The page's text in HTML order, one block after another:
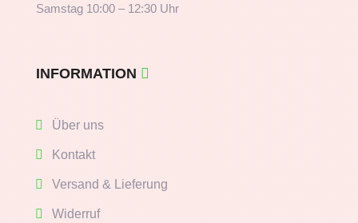
Samstag 10:00 – 12:30 Uhr
INFORMATION
Über uns
Kontakt
Versand & Lieferung
Widerruf